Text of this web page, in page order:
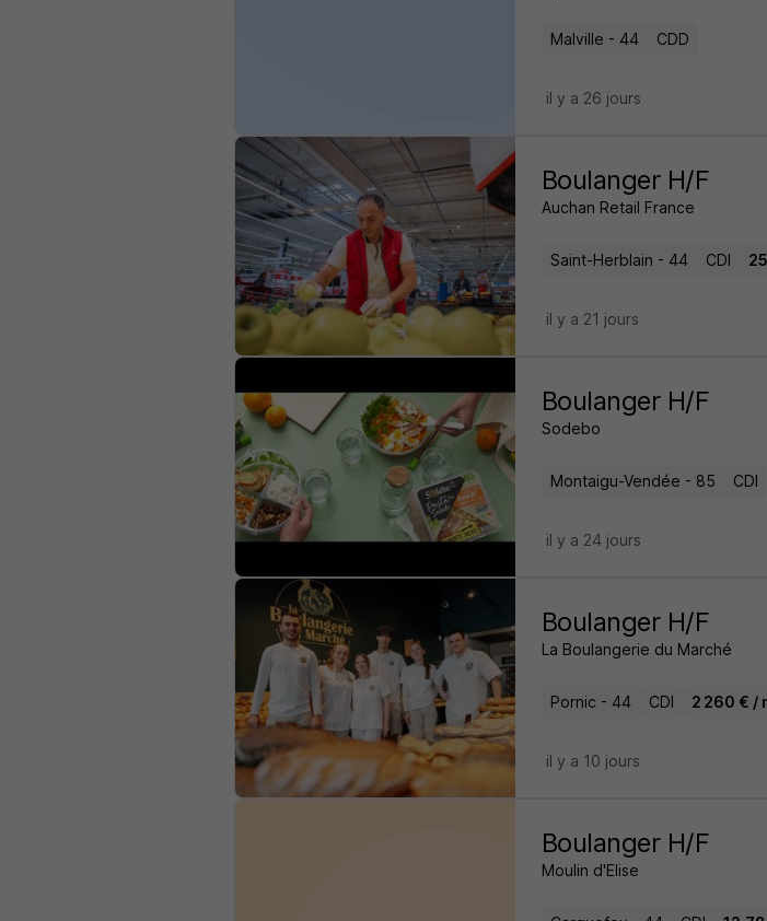
Malville - 44 CDD
il y a 26 jours
Boulanger H/F
Auchan Retail France
Saint-Herblain - 44 CDI
il y a 21 jours
Boulanger H/F
Sodebo
Montaigu-Vendée - 85 CDI
il y a 24 jours
Boulanger H/F
La Boulangerie du Marché
Pornic - 44 CDI 2 260 € /
il y a 10 jours
Boulanger H/F
Moulin d'Elise